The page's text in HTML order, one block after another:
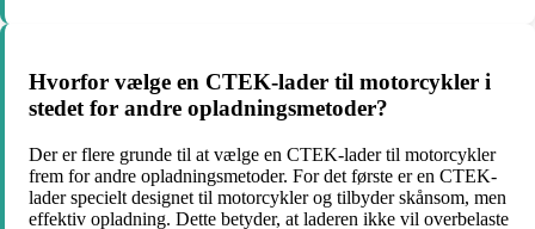
Hvorfor vælge en CTEK-lader til motorcykler i
stedet for andre opladningsmetoder?
Der er flere grunde til at vælge en CTEK-lader til motorcykler
frem for andre opladningsmetoder. For det første er en CTEK-
lader specielt designet til motorcykler og tilbyder skånsom, men
effektiv opladning. Dette betyder, at laderen ikke vil overbelaste